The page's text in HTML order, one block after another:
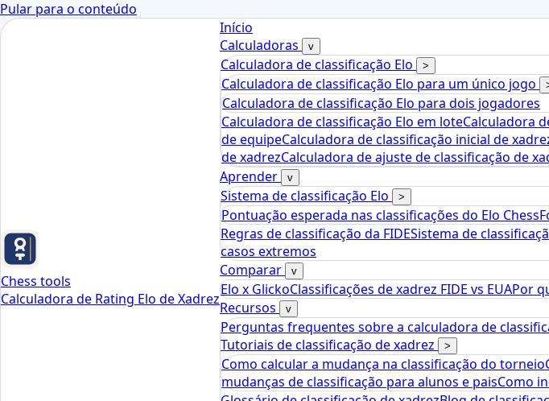
Pular para o conteúdo
Chess tools
Calculadora de Rating Elo de Xadrez
Início
Calculadoras
v
Calculadora de classificação Elo >
Calculadora de classificação Elo para um único jogo
Calculadora de classificação Elo para dois jogadores
Calculadora de classificação Elo em loteCalculadora
de equipeCalculadora de classificação inicial de
de xadrezCalculadora de ajuste de classificação de
Aprender
v
Sistema de classificação Elo >
Pontuação esperada nas classificações do Elo Chess
Regras de classificação da FIDESistema de
casos extremos
Comparar
v
Elo x GlickoClassificações de xadrez FIDE vs EUAPor
Recursos
v
Perguntas frequentes sobre a calculadora de
Tutoriais de classificação de xadrez
>
Como calcular a mudança na classificação do torneio
mudanças de classificação para alunos e paisComo